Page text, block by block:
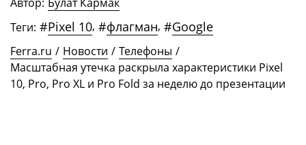
Теги: #Pixel 10, #флагман, #Google
Ferra.ru / Новости / Телефоны /
Масштабная утечка раскрыла характеристики Pixel
10, Pro, Pro XL и Pro Fold за неделю до презентации